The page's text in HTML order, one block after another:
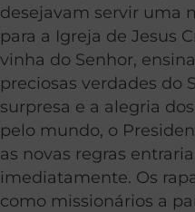
desejavam servir uma
para a Igreja de Jesus
vinha do Senhor,
preciosas verdades do
surpresa e a alegria
pelo mundo, o
as novas regras
imediatamente. Os
como missionários a